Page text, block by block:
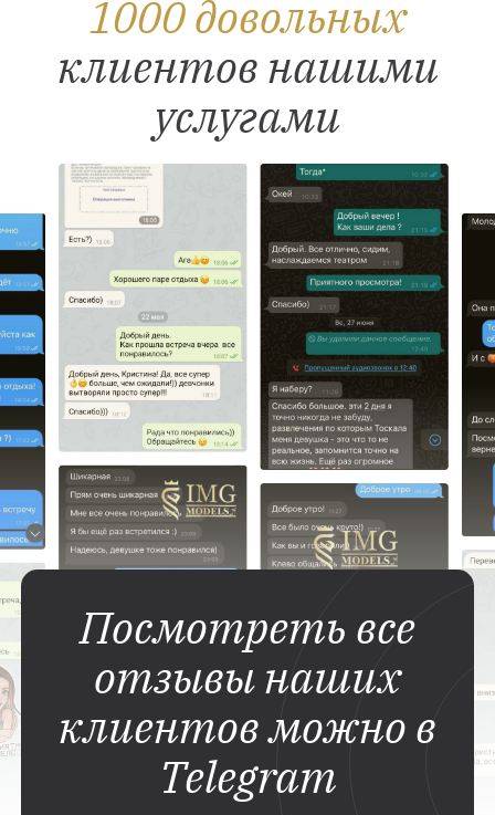
1000 довольных
клиентов нашими
услугами
Посмотреть все
отзывы наших
клиентов можно в
Telegram